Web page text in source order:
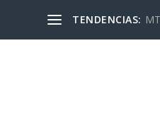
TENDENCIAS: